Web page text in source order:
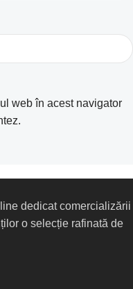
web în acest navigator
dedicat comercializării
o selecție rafinată de